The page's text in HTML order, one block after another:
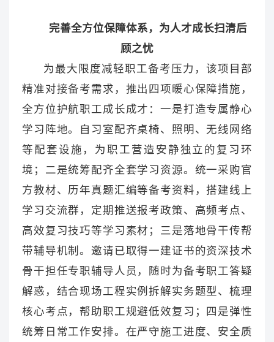
完善全方位保障体系，为人才成长扫清后
顾之忧
为最大限度减轻职工备考压力，该项目部
精准对接备考需求，推出四项暖心保障措施，
全方位护航职工成长成才：一是打造专属静心
学习阵地。自习室配齐桌椅、照明、无线网络
等配套设施，为职工营造安静独立的复习环
境；二是统筹配齐全套学习资源。统一采购官
方教材、历年真题汇编等备考资料，搭建线上
学习交流群，定期推送报考政策、高频考点、
高效复习技巧等学习素材；三是落地骨干传帮
带辅导机制。邀请已取得一建证书的资深技术
骨干担任专职辅导人员，随时为备考职工答疑
解惑，结合现场工程实例拆解实务题型、梳理
核心考点，帮助职工规避低效复习；四是弹性
统筹日常工作安排。在严守施工进度、安全质